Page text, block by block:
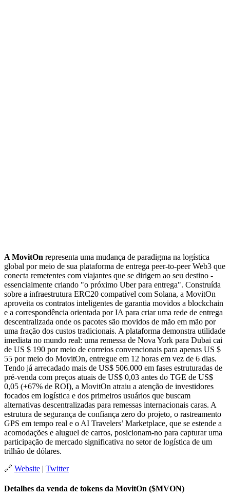
A MovitOn representa uma mudança de paradigma na logística
global por meio de sua plataforma de entrega peer-to-peer Web3 que
conecta remetentes com viajantes que se dirigem ao seu destino -
essencialmente criando "o próximo Uber para entrega". Construída
sobre a infraestrutura ERC20 compatível com Solana, a MovitOn
aproveita os contratos inteligentes de garantia movidos a blockchain
e a correspondência orientada por IA para criar uma rede de entrega
descentralizada onde os pacotes são movidos de mão em mão por
uma fração dos custos tradicionais. A plataforma demonstra utilidade
imediata no mundo real: uma remessa de Nova York para Dubai cai
de US $ 190 por meio de correios convencionais para apenas US $
55 por meio do MovitOn, entregue em 12 horas em vez de 6 dias.
Tendo já arrecadado mais de US$ 506.000 em fases estruturadas de
pré-venda com preços atuais de US$ 0,03 antes do TGE de US$
0,05 (+67% de ROI), a MovitOn atraiu a atenção de investidores
focados em logística e dos primeiros usuários que buscam
alternativas descentralizadas para remessas internacionais caras. A
estrutura de segurança de confiança zero do projeto, o rastreamento
GPS em tempo real e o AI Travelers’ Marketplace, que se estende a
acomodações e aluguel de carros, posicionam-no para capturar uma
participação de mercado significativa no setor de logística de um
trilhão de dólares.
🔗 Website | Twitter
Detalhes da venda de tokens da MovitOn ($MVON)